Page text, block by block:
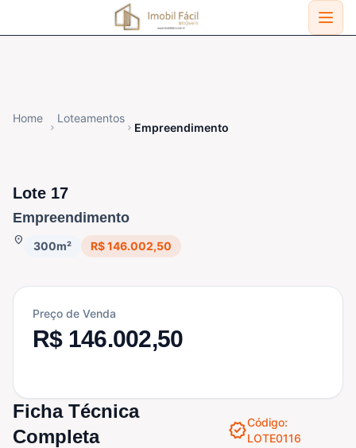
Home
chevron_right
Loteamentos
chevron_right Empreendimento
DISPONÍVEL
Lote 17
Empreendimento
location_on 300m² R$ 146.002,50
Preço de Venda
R$ 146.002,50
Ficha Técnica
Completa
verifiedCódigo:
LOTE0116